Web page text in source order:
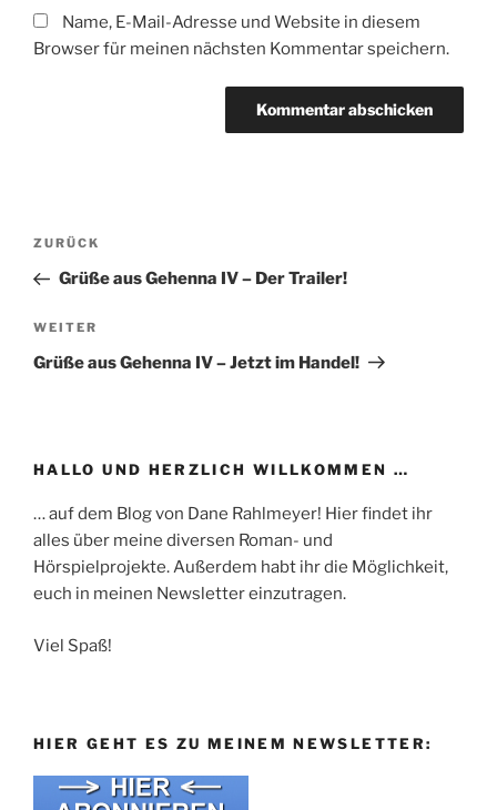
Name, E-Mail-Adresse und Website in diesem
Browser für meinen nächsten Kommentar speichern.
Beitragsnavigation
Vorheriger
Beitrag
ZURÜCK
Grüße aus Gehenna IV – Der Trailer!
Nächster
Beitrag
WEITER
Grüße aus Gehenna IV – Jetzt im Handel!
HALLO UND HERZLICH WILLKOMMEN …
… auf dem Blog von Dane Rahlmeyer! Hier findet ihr
alles über meine diversen Roman- und
Hörspielprojekte. Außerdem habt ihr die Möglichkeit,
euch in meinen Newsletter einzutragen.
Viel Spaß!
HIER GEHT ES ZU MEINEM NEWSLETTER: